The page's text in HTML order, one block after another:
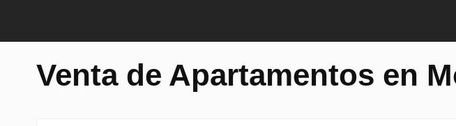
Venta de Apartamentos en